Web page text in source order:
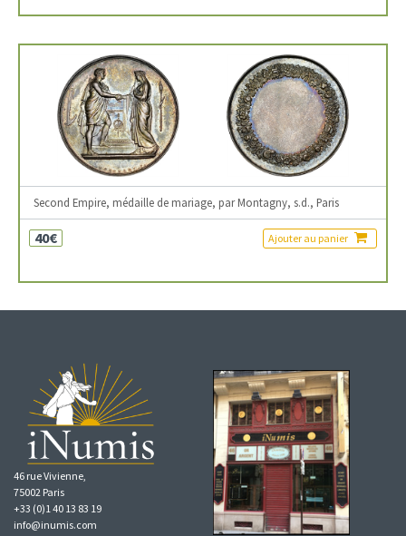
Second Empire, médaille de mariage, par Montagny, s.d., Paris
40€ Ajouter au panier
46 rue Vivienne,
75002 Paris
+33 (0)1 40 13 83 19
info@inumis.com